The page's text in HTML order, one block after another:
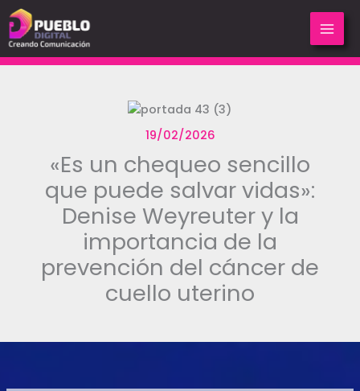
al
contenido
19/02/2026
«Es un chequeo sencillo
que puede salvar vidas»:
Denise Weyreuter y la
importancia de la
prevención del cáncer de
cuello uterino